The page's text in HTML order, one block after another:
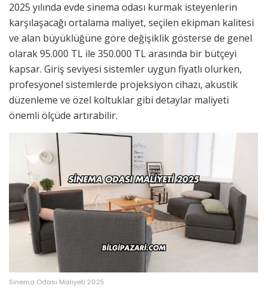
2025 yılında evde sinema odası kurmak isteyenlerin
karşılaşacağı ortalama maliyet, seçilen ekipman kalitesi
ve alan büyüklüğüne göre değişiklik gösterse de genel
olarak 95.000 TL ile 350.000 TL arasında bir bütçeyi
kapsar. Giriş seviyesi sistemler uygun fiyatlı olurken,
profesyonel sistemlerde projeksiyon cihazı, akustik
düzenleme ve özel koltuklar gibi detaylar maliyeti
önemli ölçüde artırabilir.
Sinema Odası Maliyeti 2025